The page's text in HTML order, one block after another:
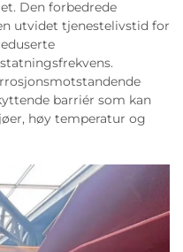
Den forbedrede
utvidet tjenestelivstid for
barriér som kan
høy temperatur og